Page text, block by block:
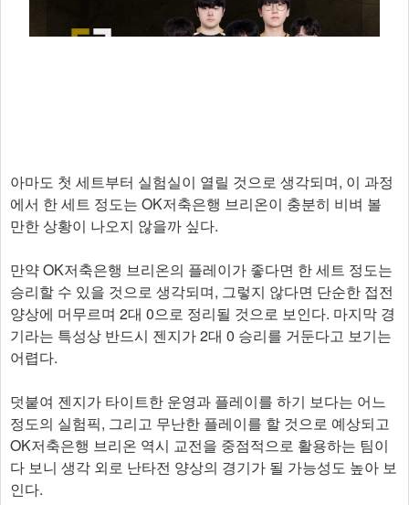
아마도 첫 세트부터 실험실이 열릴 것으로 생각되며, 이 과정
에서 한 세트 정도는 OK저축은행 브리온이 충분히 비벼 볼
만한 상황이 나오지 않을까 싶다.
만약 OK저축은행 브리온의 플레이가 좋다면 한 세트 정도는
승리할 수 있을 것으로 생각되며, 그렇지 않다면 단순한 접전
양상에 머무르며 2대 0으로 정리될 것으로 보인다. 마지막 경
기라는 특성상 반드시 젠지가 2대 0 승리를 거둔다고 보기는
어렵다.
덧붙여 젠지가 타이트한 운영과 플레이를 하기 보다는 어느
정도의 실험픽, 그리고 무난한 플레이를 할 것으로 예상되고
OK저축은행 브리온 역시 교전을 중점적으로 활용하는 팀이
다 보니 생각 외로 난타전 양상의 경기가 될 가능성도 높아 보
인다.